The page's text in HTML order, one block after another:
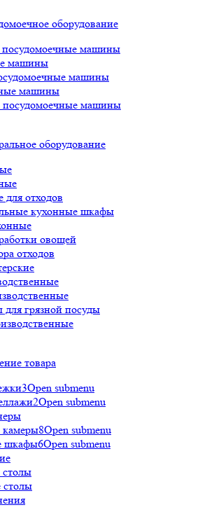
оборудование
машины
машины
машины
машины
машины
оборудование
для отходов
кухонные шкафы
овощей
отходов
для грязной посуды
товара
3Open submenu
2Open submenu
8Open submenu
шкафы6Open submenu